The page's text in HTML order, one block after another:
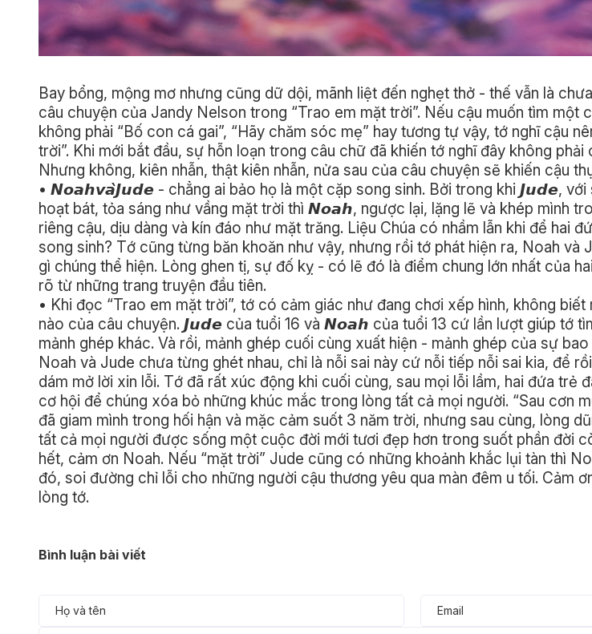
Bay bổng, mộng mơ nhưng cũng dữ dội, mãnh liệt đến nghẹt thở - thế vẫn là
câu chuyện của Jandy Nelson trong “Trao em mặt trời”. Nếu cậu muốn tìm một
không phải “Bố con cá gai”, “Hãy chăm sóc mẹ” hay tương tự vậy, tớ nghĩ cậu
trời”. Khi mới bắt đầu, sự hỗn loạn trong câu chữ đã khiến tớ nghĩ đây không phải
Nhưng không, kiên nhẫn, thật kiên nhẫn, nửa sau của câu chuyện sẽ khiến cậu
• 𝙉𝙤𝙖𝙝𝙫𝙖̀𝙅𝙪𝙙𝙚 - chẳng ai bảo họ là một cặp song sinh. Bởi trong khi 𝙅𝙪𝙙𝙚, với
hoạt bát, tỏa sáng như vầng mặt trời thì 𝙉𝙤𝙖𝙝, ngược lại, lặng lẽ và khép mình
riêng cậu, dịu dàng và kín đáo như mặt trăng. Liệu Chúa có nhầm lẫn khi để hai
song sinh? Tớ cũng từng băn khoăn như vậy, nhưng rồi tớ phát hiện ra, Noah và
gì chúng thể hiện. Lòng ghen tị, sự đố kỵ - có lẽ đó là điểm chung lớn nhất của
rõ từ những trang truyện đầu tiên.
• Khi đọc “Trao em mặt trời”, tớ có cảm giác như đang chơi xếp hình, không biết
nào của câu chuyện. 𝙅𝙪𝙙𝙚 của tuổi 16 và 𝙉𝙤𝙖𝙝 của tuổi 13 cứ lần lượt giúp tớ
mảnh ghép khác. Và rồi, mảnh ghép cuối cùng xuất hiện - mảnh ghép của sự
Noah và Jude chưa từng ghét nhau, chỉ là nỗi sai này cứ nỗi tiếp nỗi sai kia, để
dám mở lời xin lỗi. Tớ đã rất xúc động khi cuối cùng, sau mọi lỗi lầm, hai đứa trẻ
cơ hội để chúng xóa bỏ những khúc mắc trong lòng tất cả mọi người. “Sau cơn
đã giam mình trong hối hận và mặc cảm suốt 3 năm trời, nhưng sau cùng, lòng
tất cả mọi người được sống một cuộc đời mới tươi đẹp hơn trong suốt phần đời
hết, cảm ơn Noah. Nếu “mặt trời” Jude cũng có những khoảnh khắc lụi tàn thì
đó, soi đường chỉ lỗi cho những người cậu thương yêu qua màn đêm u tối. Cảm
lòng tớ.
Bình luận bài viết